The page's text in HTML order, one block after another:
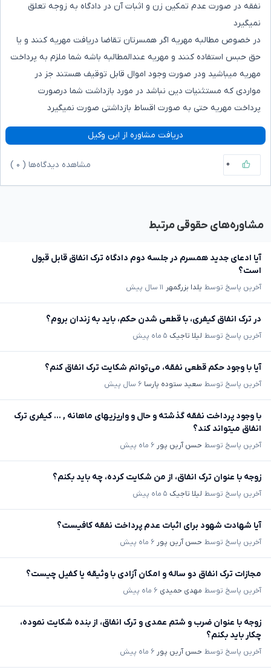
نفقه در صورت عدم تمکین زن و اثبات آن در دادگاه به زوجه تعلق
نمیگیرد
در خصوص مطالبه مهریه اگر همسرتان تقاضا دریافت مهریه کنند و یا
حق حبس استفاده کنند و مهریه عندالمطالبه باشه شما ملزم به پرداخت
مهریه میباشید ودر صورت وجود اموال قابل توقیف هستند جز در
مواردی که مستثنیات دین نباشد در مورد بازداشت شما درصورت
پرداخت مهریه حتی به صورت اقساط بازداشتی صورت نمیگیرد
دریافت مشاوره از این وکیل
۰ مشاهده دیدگاه‌ها ( ۰
مشاوره‌های حقوقی مرتبط
آیا ادعای جدید همسرم در جلسه دوم دادگاه ترک انفاق قابل قبول
است؟
آخرین پاسخ توسط یلدا بزرگمهر ۱۱ سال پیش
در ترک انفاق کیفری، با قطعی شدن حکم، باید به زندان بروم؟
آخرین پاسخ توسط لیلا تاجیک ۵ ماه پیش
آیا با وجود حکم قطعی نفقه، می‌توانم شکایت ترک انفاق کنم؟
آخرین پاسخ توسط سعید ستوده پارسا ۶ سال پیش
با وجود پرداخت نفقه گذشته و حال و واریزیهای ماهانه , ... کیفری ترک
انفاق میتواند کند؟
آخرین پاسخ توسط حسن آرین پور ۶ ماه پیش
زوجه با عنوان ترک انفاق، از من شکایت کرده، چه باید بکنم؟
آخرین پاسخ توسط لیلا تاجیک ۵ ماه پیش
آیا شهادت شهود برای اثبات عدم پرداخت نفقه کافیست؟
آخرین پاسخ توسط حسن آرین پور ۶ ماه پیش
مجازات ترک انفاق دو ساله و امکان آزادی با وثیقه یا کفیل چیست؟
آخرین پاسخ توسط مهدی حمیدی ۶ ماه پیش
زوجه با عنوان ضرب و شتم عمدی و ترک انفاق، از بنده شکایت نموده،
چکار باید بکنم؟
آخرین پاسخ توسط حسن آرین پور ۶ ماه پیش